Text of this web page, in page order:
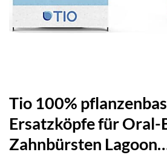
Tio 100%
Ersatzköpfe für Oral-
Zahnbürsten